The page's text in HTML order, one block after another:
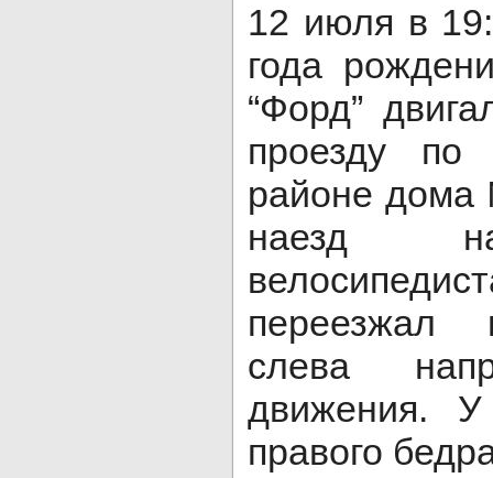
12 июля в
года
“Форд”
проезду по
районе
наезд
переезжал
слева
движения.
правого